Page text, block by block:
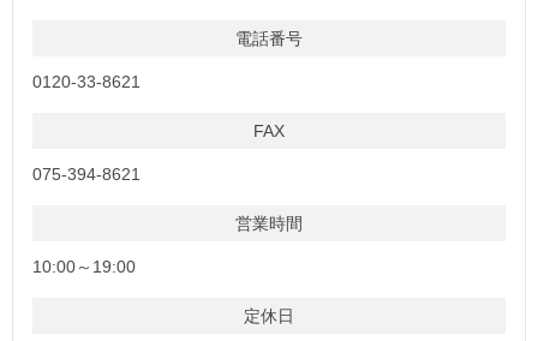
電話番号
0120-33-8621
FAX
075-394-8621
営業時間
10:00～19:00
定休日